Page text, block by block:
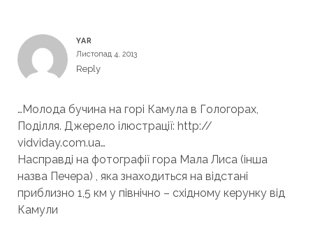
YAR
Листопад 4, 2013
Reply
…Молода бучина на горі Камула в Гологорах,
Поділля. Джерело ілюстрації: http://
vidviday.com.ua…
Насправді на фотографії гора Мала Лиса (інша
назва Печера) , яка знаходиться на відстані
приблизно 1,5 км у північно – східному керунку від
Камули